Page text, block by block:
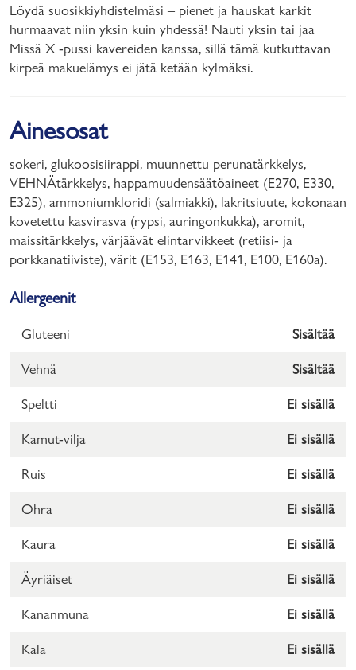
Löydä suosikkiyhdistelmäsi – pienet ja hauskat karkit
hurmaavat niin yksin kuin yhdessä! Nauti yksin tai jaa
Missä X -pussi kavereiden kanssa, sillä tämä kutkuttavan
kirpeä makuelämys ei jätä ketään kylmäksi.
Ainesosat
sokeri, glukoosisiirappi, muunnettu perunatärkkelys,
VEHNÄtärkkelys, happamuudensäätöaineet (E270, E330,
E325), ammoniumkloridi (salmiakki), lakritsiuute, kokonaan
kovetettu kasvirasva (rypsi, auringonkukka), aromit,
maissitärkkelys, värjäävät elintarvikkeet (retiisi- ja
porkkanatiiviste), värit (E153, E163, E141, E100, E160a).
Allergeenit
Gluteeni Sisältää
Vehnä Sisältää
Speltti Ei sisällä
Kamut-vilja Ei sisällä
Ruis Ei sisällä
Ohra Ei sisällä
Kaura Ei sisällä
Äyriäiset Ei sisällä
Kananmuna Ei sisällä
Kala Ei sisällä